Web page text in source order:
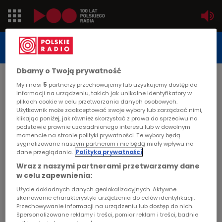
Jedynka
Dwójka
Trójka
Czwórka
PR24
Poland
Kierowcy
Dzieci
STUDIO REPORTAŻU
POLSKIEGO RADIA
2001-10-04
STRONA GŁÓWNA>ARTYKUŁ
Bądź z nami
STUDIO REPORTAŻU I DOKUMENTU
Bądź z nami
Dbamy o Twoją prywatność
My i nasi 5 partnerzy przechowujemy lub uzyskujemy dostęp do
informacji na urządzeniu, takich jak unikalne identyfikatory w
plikach cookie w celu przetwarzania danych osobowych.
Użytkownik może zaakceptować swoje wybory lub zarządzać nimi,
klikając poniżej, jak również skorzystać z prawa do sprzeciwu na
podstawie prawnie uzasadnionego interesu lub w dowolnym
momencie na stronie polityki prywatności. Te wybory będą
sygnalizowane naszym partnerom i nie będą miały wpływu na
dane przeglądania. Polityka prywatności
Wraz z naszymi partnerami przetwarzamy dane
w celu zapewnienia:
Użycie dokładnych danych geolokalizacyjnych. Aktywne
skanowanie charakterystyki urządzenia do celów identyfikacji.
Przechowywanie informacji na urządzeniu lub dostęp do nich.
Spersonalizowane reklamy i treści, pomiar reklam i treści, badnie